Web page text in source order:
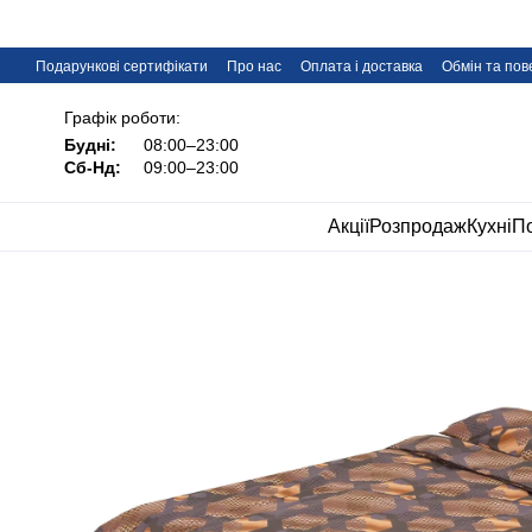
Подарункові сертифікати Про нас Оплата і доставка
Обмін та
Графік роботи:
Будні:
08:00–23:00
Сб-Нд:
09:00–23:00
АкціїРозпродажКухні